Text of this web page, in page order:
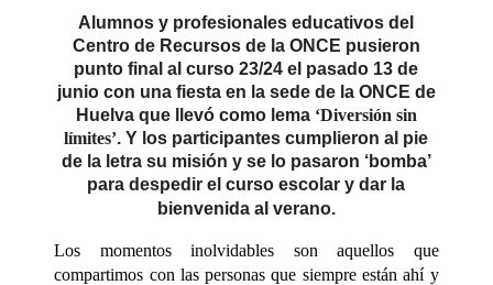
Alumnos y profesionales educativos del
Centro de Recursos de la ONCE pusieron
punto final al curso 23/24 el pasado 13 de
junio con una fiesta en la sede de la ONCE de
Huelva que llevó como lema ‘Diversión sin
límites’. Y los participantes cumplieron al pie
de la letra su misión y se lo pasaron ‘bomba’
para despedir el curso escolar y dar la
bienvenida al verano.
Los momentos inolvidables son aquellos que
compartimos con las personas que siempre están ahí y